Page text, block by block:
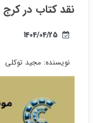
نقد کتاب در کرج
1404/04/25
نویسنده: مجید توکلی